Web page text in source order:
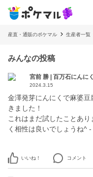
産直・通販のポケマル 生産者一覧
みんなの投稿
宮前 勝 | 百万石にんにく
2024.3.15
金澤発芽にんにくで麻婆
きました！
これはまだ試したことあ
く相性は良いでしょうね^
いいね！ コメント